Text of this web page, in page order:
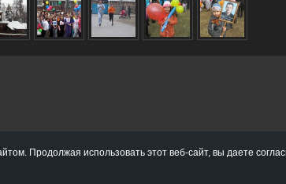
Продолжая использовать этот веб-сайт, вы даете